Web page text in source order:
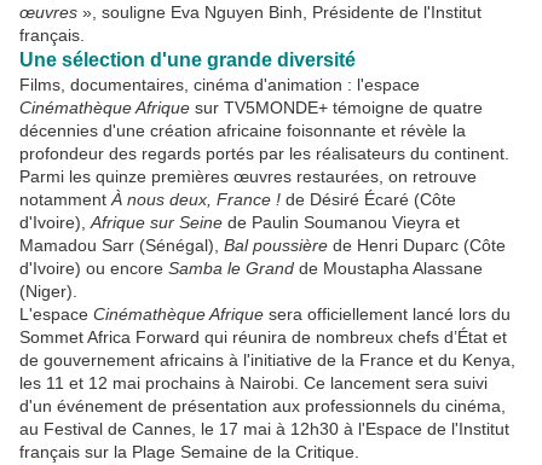
œuvres », souligne Eva Nguyen Binh, Présidente de l'Institut
français.
Une sélection d'une grande diversité
Films, documentaires, cinéma d'animation : l'espace
Cinémathèque Afrique sur TV5MONDE+ témoigne de quatre
décennies d'une création africaine foisonnante et révèle la
profondeur des regards portés par les réalisateurs du continent.
Parmi les quinze premières œuvres restaurées, on retrouve
notamment À nous deux, France ! de Désiré Écaré (Côte
d'Ivoire), Afrique sur Seine de Paulin Soumanou Vieyra et
Mamadou Sarr (Sénégal), Bal poussière de Henri Duparc (Côte
d'Ivoire) ou encore Samba le Grand de Moustapha Alassane
(Niger).
L'espace Cinémathèque Afrique sera officiellement lancé lors du
Sommet Africa Forward qui réunira de nombreux chefs d’État et
de gouvernement africains à l'initiative de la France et du Kenya,
les 11 et 12 mai prochains à Nairobi. Ce lancement sera suivi
d'un événement de présentation aux professionnels du cinéma,
au Festival de Cannes, le 17 mai à 12h30 à l'Espace de l'Institut
français sur la Plage Semaine de la Critique.